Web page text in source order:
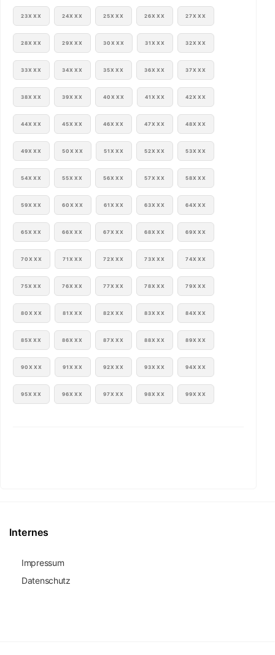
23XXX 24XXX 25XXX 26XXX 27XXX
28XXX 29XXX 30XXX 31XXX 32XXX
33XXX 34XXX 35XXX 36XXX 37XXX
38XXX 39XXX 40XXX 41XXX 42XXX
44XXX 45XXX 46XXX 47XXX 48XXX
49XXX 50XXX 51XXX 52XXX 53XXX
54XXX 55XXX 56XXX 57XXX 58XXX
59XXX 60XXX 61XXX 63XXX 64XXX
65XXX 66XXX 67XXX 68XXX 69XXX
70XXX 71XXX 72XXX 73XXX 74XXX
75XXX 76XXX 77XXX 78XXX 79XXX
80XXX 81XXX 82XXX 83XXX 84XXX
85XXX 86XXX 87XXX 88XXX 89XXX
90XXX 91XXX 92XXX 93XXX 94XXX
95XXX 96XXX 97XXX 98XXX 99XXX
Internes
Impressum
Datenschutz